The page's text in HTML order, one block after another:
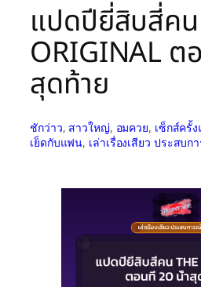
แปดปียี่สิบสี่คน
ORIGINAL ต
สุดท้าย
ชักว่าว, สาวใหญ่, อมควย, เซ็กส์ครั้
เย็ดกับแฟน, เล่าเรื่องเสียว ประสบก